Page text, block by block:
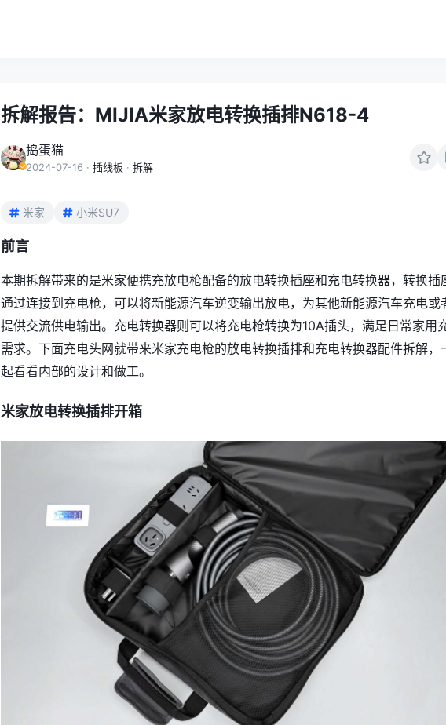
拆解报告：MIJIA米家放电转换插排N618-4
捣蛋猫
2024-07-16 · 插线板 · 拆解
米家 小米SU7
前言
本期拆解带来的是米家便携充放电枪配备的放电转换插座和充电转换器，转换插
通过连接到充电枪，可以将新能源汽车逆变输出放电，为其他新能源汽车充电或
提供交流供电输出。充电转换器则可以将充电枪转换为10A插头，满足日常家用
需求。下面充电头网就带来米家充电枪的放电转换插排和充电转换器配件拆解，
起看看内部的设计和做工。
米家放电转换插排开箱